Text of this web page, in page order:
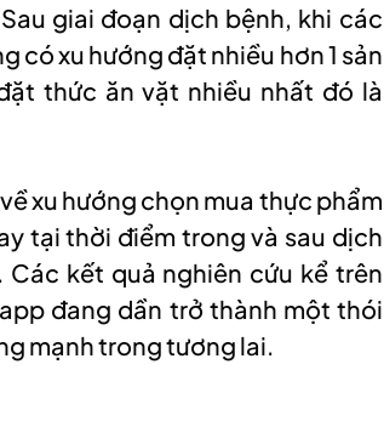
giai đoạn dịch bệnh, khi các
có xu hướng đặt nhiều hơn 1 sản
thức ăn vặt nhiều nhất đó là
xu hướng chọn mua thực phẩm
tại thời điểm trong và sau dịch
kết quả nghiên cứu kể trên
đang dần trở thành một thói
mạnh trong tương lai.